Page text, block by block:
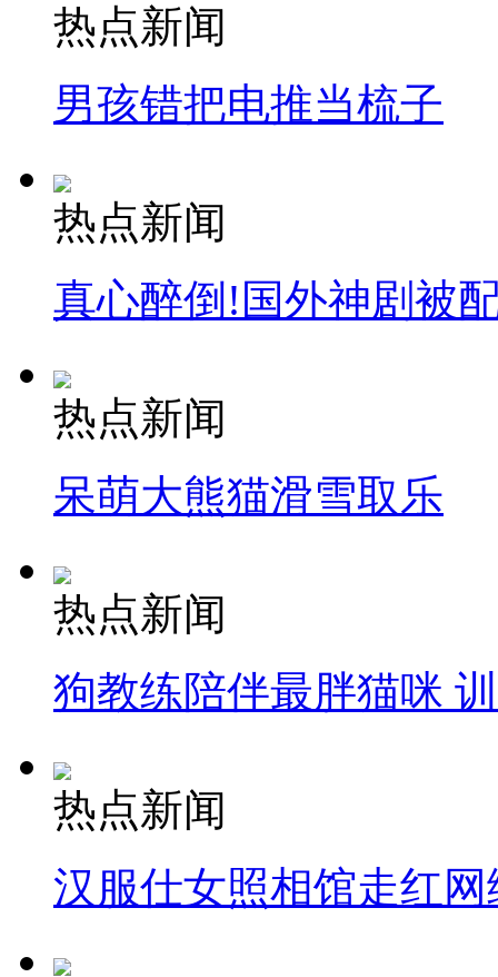
热点新闻
男孩错把电推当梳子
热点新闻
真心醉倒!国外神剧被
热点新闻
呆萌大熊猫滑雪取乐
热点新闻
狗教练陪伴最胖猫咪
热点新闻
汉服仕女照相馆走红网